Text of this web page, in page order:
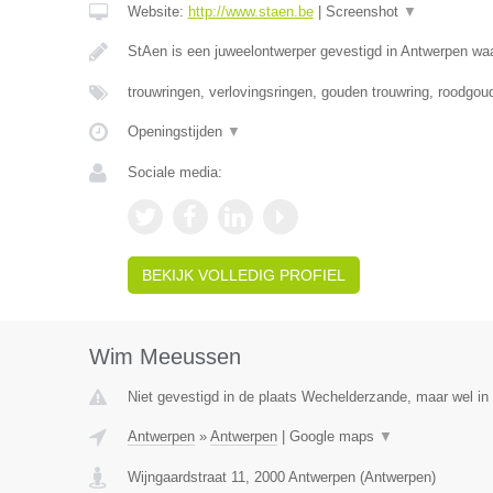
Website: http://www.staen.be| Screenshot ▼
StAen is een juweelontwerper gevestigd in Antwerpen
trouwringen, verlovingsringen, gouden trouwring,
Openingstijden ▼
Sociale media:
BEKIJK VOLLEDIG PROFIEL
Wim Meeussen
Niet gevestigd in de plaats Wechelderzande, maar wel
Antwerpen» Antwerpen| Google maps ▼
Wijngaardstraat 11, 2000 Antwerpen(Antwerpen)